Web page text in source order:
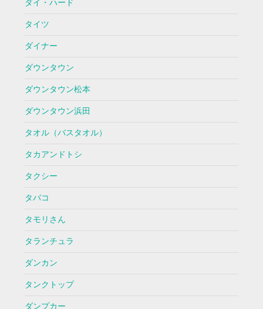
ダイ・ハード
タイツ
ダイナー
ダウンタウン
ダウンタウン松本
ダウンタウン浜田
タオル（バスタオル）
タカアンドトシ
タクシー
タバコ
タモリさん
タランチュラ
ダンカン
タンクトップ
ダンプカー